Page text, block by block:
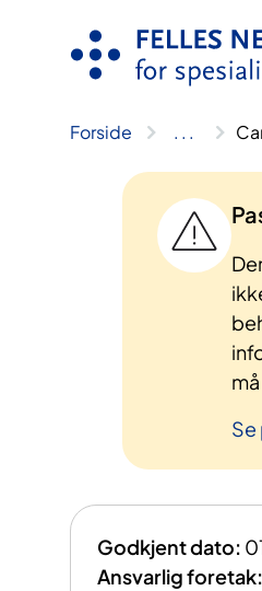
Forside .. .
Godkjent dato:
Ansvarlig foretak: